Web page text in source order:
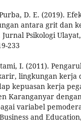
D. E. (2019).
antara grit dan
Psikologi
233
I. (2011).
lingkungan kerja
kepuasan kerja
Karanganyar
variabel
and